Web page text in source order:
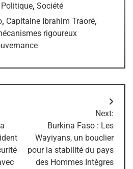
Politique, Société
, Capitaine Ibrahim Traoré,
rigoureux
Next:
Burkina Faso : Les
Wayiyans, un bouclier
pour la stabilité du pays
des Hommes Intègres